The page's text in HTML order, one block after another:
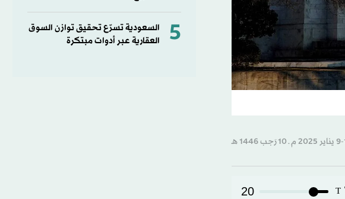
T
20
5
السعودية تسرّع تحقيق توازن السوق
العقارية عبر أدوات مبتكرة